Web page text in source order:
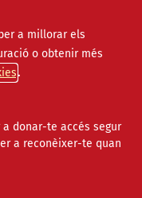
a millorar els
o obtenir més
donar-te accés segur
a reconèixer-te quan
| Tecnològic |
|